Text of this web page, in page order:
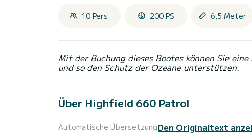
10 Pers. 200 PS 6,5 Meter
Mit der Buchung dieses Bootes können Sie
und so den Schutz der Ozeane unterstützen.
Über Highfield 660 Patrol
Automatische ÜbersetzungDen Originaltext